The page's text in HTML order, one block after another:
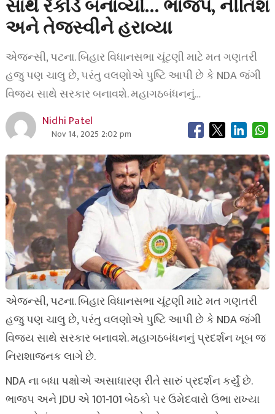
સાથે રેકોર્ડ બનાવ્યો… ભાજપ, નીતિશ
અને તેજસ્વીને હરાવ્યા
એજન્સી, પટના. બિહાર વિધાનસભા ચૂંટણી માટે મત ગણતરી
હજુ પણ ચાલુ છે, પરંતુ વલણોએ પુષ્ટિ આપી છે કે NDA જંગી
વિજય સાથે સરકાર બનાવશે. મહાગઠબંધનનું…
Nidhi Patel
Nov 14, 2025 2:02 pm
એજન્સી, પટના. બિહાર વિધાનસભા ચૂંટણી માટે મત ગણતરી
હજુ પણ ચાલુ છે, પરંતુ વલણોએ પુષ્ટિ આપી છે કે NDA જંગી
વિજય સાથે સરકાર બનાવશે. મહાગઠબંધનનું પ્રદર્શન ખૂબ જ
નિરાશાજનક લાગે છે.
NDA ના બધા પક્ષોએ અસાધારણ રીતે સારું પ્રદર્શન કર્યું છે.
ભાજપ અને JDU એ 101-101 બેઠકો પર ઉમેદવારો ઉભા રાખ્યા